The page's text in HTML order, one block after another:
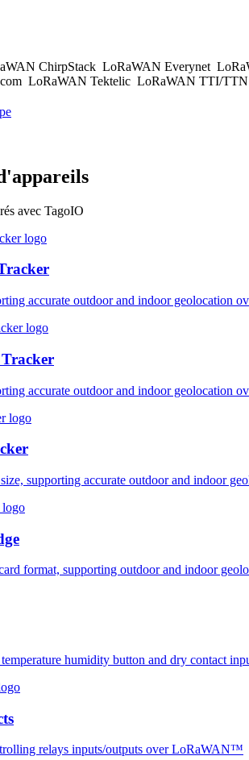
ChirpStack LoRaWAN Everynet
LoRaWAN Tektelic LoRaWAN TTI/
avec TagoIO
accurate outdoor and indoor geolocation
accurate outdoor and indoor geolocation
supporting accurate outdoor and indoor
format, supporting outdoor and indoor
humidity button and dry contact
relays inputs/outputs over LoRaWAN™